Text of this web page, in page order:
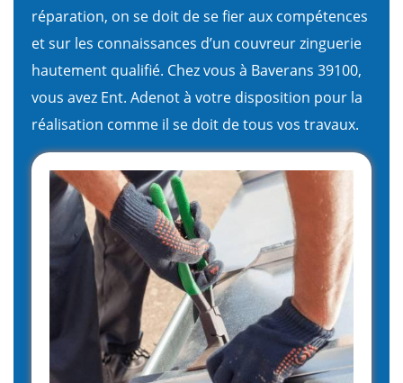
réparation, on se doit de se fier aux compétences
et sur les connaissances d’un couvreur zinguerie
hautement qualifié. Chez vous à Baverans 39100,
vous avez Ent. Adenot à votre disposition pour la
réalisation comme il se doit de tous vos travaux.